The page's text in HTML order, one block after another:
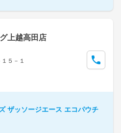
上越高田店
５－１
ザッソージエース エコパウチ